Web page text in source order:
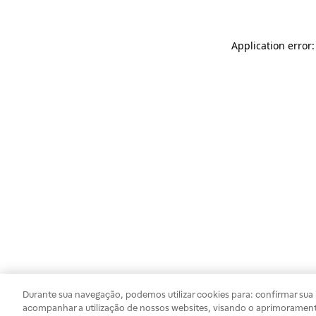
Application
Durante sua navegação, podemos utilizar cookies para: confirmar
acompanhar a utilização de nossos websites, visando o